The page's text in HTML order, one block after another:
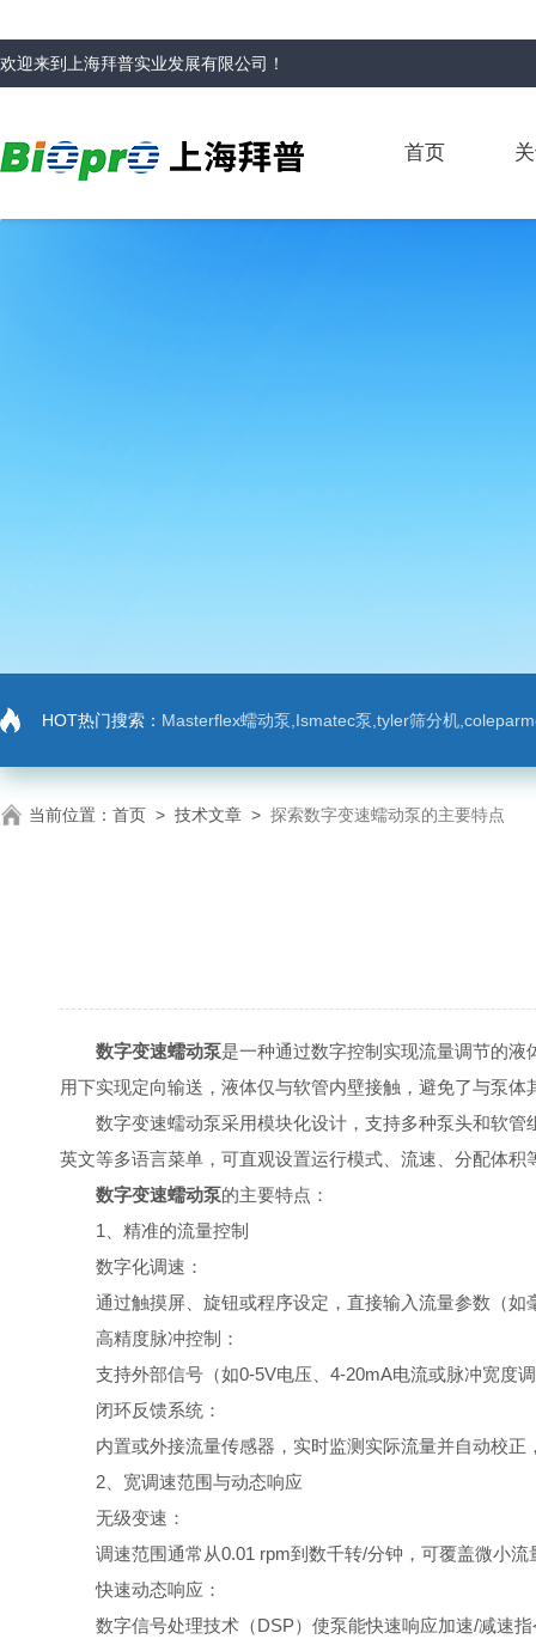
欢迎来到 上海拜普实业发展有限公司 ！
首页
HOT热门搜索： Masterflex蠕动泵,Ismatec泵,tyler筛分机,coleparmer,注射
当前位置： 首页 > 技术文章 > 探索数字变速蠕动泵的主要特点
数字变速蠕动泵是一种通过数字控制实现流量调节的
用下实现定向输送，液体仅与软管内壁接触，避免了与泵体
数字变速蠕动泵采用模块化设计，支持多种泵头和软管
英文等多语言菜单，可直观设置运行模式、流速、分配体
数字变速蠕动泵的主要特点：
1、精准的流量控制
数字化调速：
通过触摸屏、旋钮或程序设定，直接输入流量参数（如
高精度脉冲控制：
支持外部信号（如0-5V电压、4-20mA电流或脉冲宽度
闭环反馈系统：
内置或外接流量传感器，实时监测实际流量并自动校正
2、宽调速范围与动态响应
无级变速：
调速范围通常从0.01 rpm到数千转/分钟，可覆盖微小流
快速动态响应：
数字信号处理技术（DSP）使泵能快速响应加速/减速指